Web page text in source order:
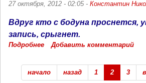
27 октября, 2012 - 02:05 - Константин
Вдруг кто с бодуна проснется,
запись, срыгнет.
Подробнее
средство
Добавить комментарий
начало назад 1 2 3